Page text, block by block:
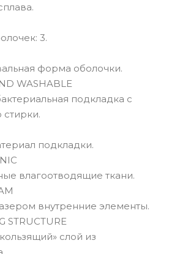
3.
форма оболочки.
WASHABLE
подкладка с
подкладки.
влагоотводящие ткани.
внутренние элементы.
STRUCTURE
слой из